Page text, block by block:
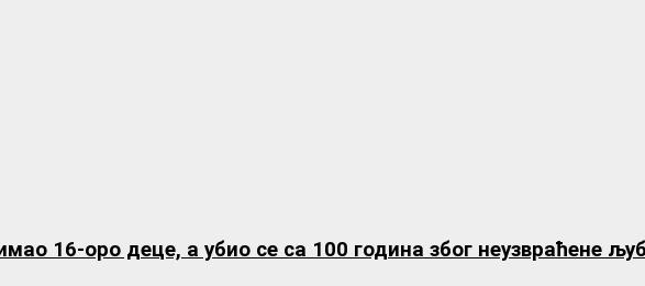
16-оро деце, а убио се са 100 година због неузвраћене